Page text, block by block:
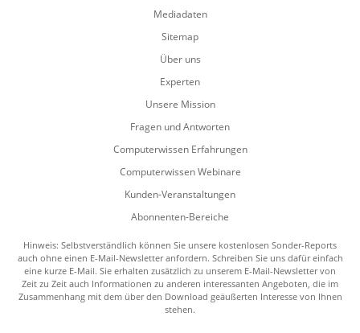
Mediadaten
Sitemap
Über uns
Experten
Unsere Mission
Fragen und Antworten
Computerwissen Erfahrungen
Computerwissen Webinare
Kunden-Veranstaltungen
Abonnenten-Bereiche
Hinweis: Selbstverständlich können Sie unsere kostenlosen Sonder-Reports
auch ohne einen E-Mail-Newsletter anfordern. Schreiben Sie uns dafür einfach
eine kurze E-Mail. Sie erhalten zusätzlich zu unserem E-Mail-Newsletter von
Zeit zu Zeit auch Informationen zu anderen interessanten Angeboten, die im
Zusammenhang mit dem über den Download geäußerten Interesse von Ihnen
stehen.